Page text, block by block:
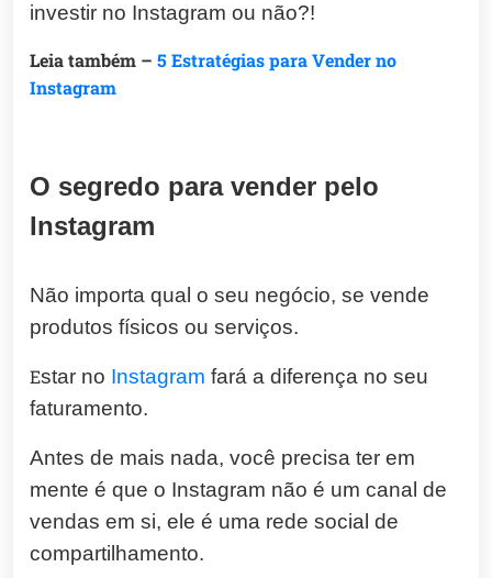
investir no Instagram ou não?!
Leia também – 5 Estratégias para Vender no
Instagram
O segredo para vender pelo
Instagram
Não importa qual o seu negócio, se vende
produtos físicos ou serviços.
Estar no Instagram fará a diferença no seu
faturamento.
Antes de mais nada, você precisa ter em
mente é que o Instagram não é um canal de
vendas em si, ele é uma rede social de
compartilhamento.